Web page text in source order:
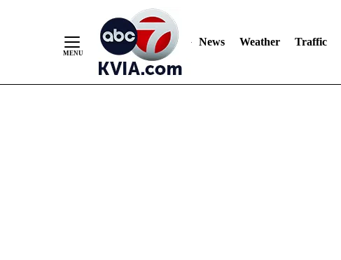
News Weather Traffic